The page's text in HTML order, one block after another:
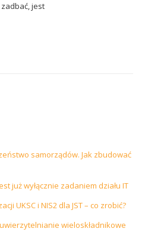
jest
samorządów. Jak zbudować
już wyłącznie zadaniem działu IT
UKSC i NIS2 dla JST – co zrobić?
wieloskładnikowe